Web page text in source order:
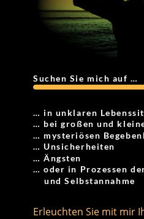
Suchen Sie mich auf …
… in unklaren
… bei großen und
… mysteriösen
… Unsicherheiten
… Ängsten
… oder in Prozessen
    und Selbstannahme
Erleuchten Sie mit mir